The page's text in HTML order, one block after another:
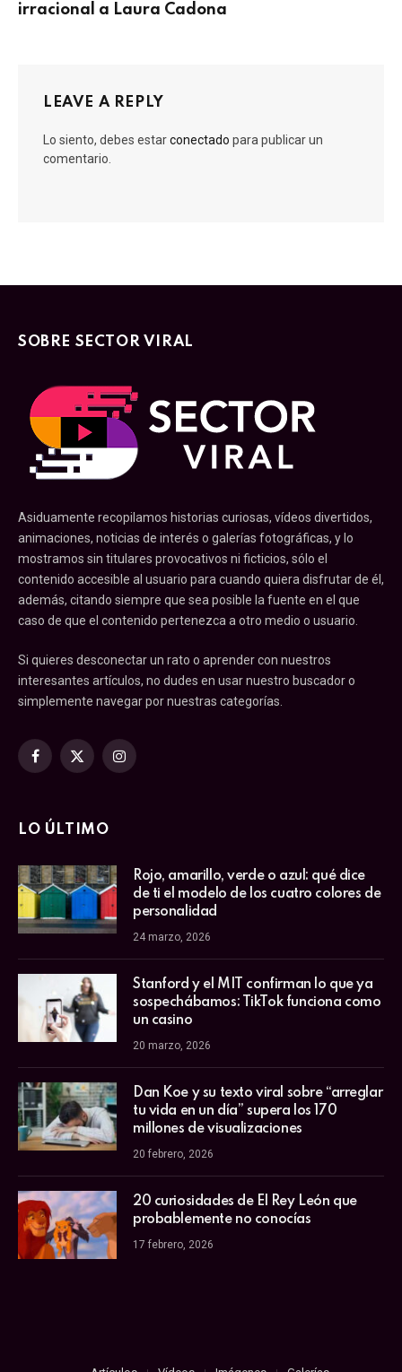
irracional a Laura Cadona
LEAVE A REPLY
Lo siento, debes estarconectado para publicar un
comentario.
SOBRE SECTOR VIRAL
Asiduamente recopilamos historias curiosas, vídeos divertidos,
animaciones, noticias de interés o galerías fotográficas, y lo
mostramos sin titulares provocativos ni ficticios, sólo el
contenido accesible al usuario para cuando quiera disfrutar de él,
además, citando siempre que sea posible la fuente en el que
caso de que el contenido pertenezca a otro medio o usuario.
Si quieres desconectar un rato o aprender con nuestros
interesantes artículos, no dudes en usar nuestro buscador o
simplemente navegar por nuestras categorías.
Facebook
X
Instagram
LO ÚLTIMO
Rojo, amarillo, verde o azul: qué dice
de ti el modelo de los cuatro colores de
personalidad
24 marzo, 2026
Stanford y el MIT confirman lo que ya
sospechábamos: TikTok funciona como
un casino
20 marzo, 2026
Dan Koe y su texto viral sobre “arreglar
tu vida en un día” supera los 170
millones de visualizaciones
20 febrero, 2026
20 curiosidades de El Rey León que
probablemente no conocías
17 febrero, 2026